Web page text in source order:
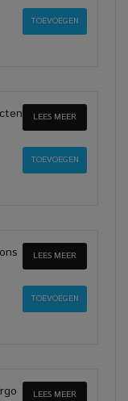
LEES MEER
LEES MEER
LEES MEER